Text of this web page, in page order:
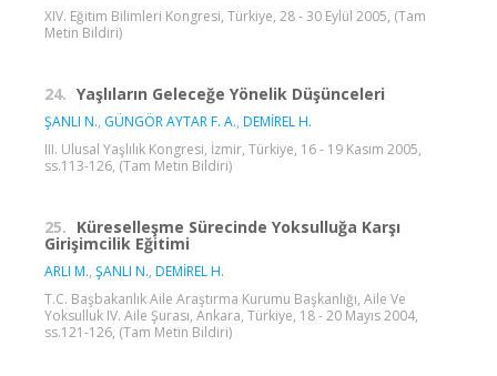
XIV. Eğitim Bilimleri Kongresi, Türkiye, 28 - 30 Eylül 2005, (Tam
Metin Bildiri)
24. Yaşlıların Geleceğe Yönelik Düşünceleri
ŞANLI N., GÜNGÖR AYTAR F. A., DEMİREL H.
III. Ulusal Yaşlılık Kongresi, İzmir, Türkiye, 16 - 19 Kasım 2005,
ss.113-126, (Tam Metin Bildiri)
25. Küreselleşme Sürecinde Yoksulluğa Karşı
Girişimcilik Eğitimi
ARLI M., ŞANLI N., DEMİREL H.
T.C. Başbakanlık Aile Araştırma Kurumu Başkanlığı, Aile Ve
Yoksulluk IV. Aile Şurası, Ankara, Türkiye, 18 - 20 Mayıs 2004,
ss.121-126, (Tam Metin Bildiri)